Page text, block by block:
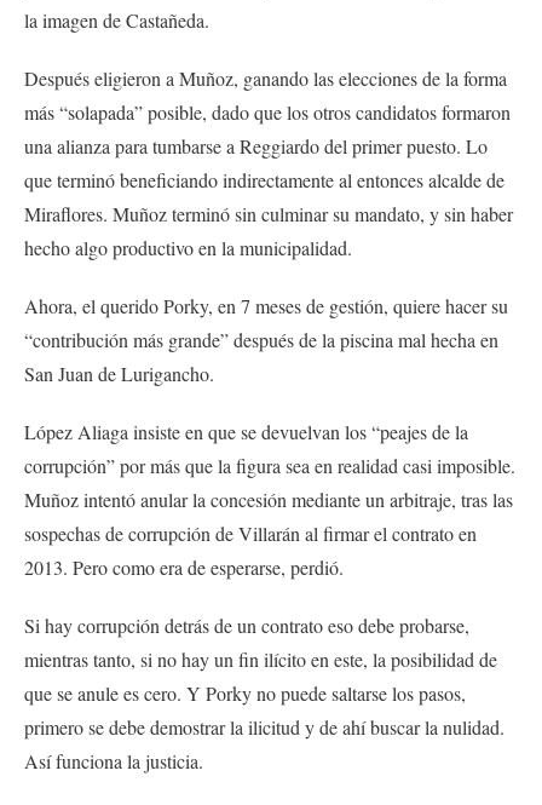
la imagen de Castañeda.
Después eligieron a Muñoz, ganando las elecciones de la forma
más “solapada” posible, dado que los otros candidatos formaron
una alianza para tumbarse a Reggiardo del primer puesto. Lo
que terminó beneficiando indirectamente al entonces alcalde de
Miraflores. Muñoz terminó sin culminar su mandato, y sin haber
hecho algo productivo en la municipalidad.
Ahora, el querido Porky, en 7 meses de gestión, quiere hacer su
“contribución más grande” después de la piscina mal hecha en
San Juan de Lurigancho.
López Aliaga insiste en que se devuelvan los “peajes de la
corrupción” por más que la figura sea en realidad casi imposible.
Muñoz intentó anular la concesión mediante un arbitraje, tras las
sospechas de corrupción de Villarán al firmar el contrato en
2013. Pero como era de esperarse, perdió.
Si hay corrupción detrás de un contrato eso debe probarse,
mientras tanto, si no hay un fin ilícito en este, la posibilidad de
que se anule es cero. Y Porky no puede saltarse los pasos,
primero se debe demostrar la ilicitud y de ahí buscar la nulidad.
Así funciona la justicia.